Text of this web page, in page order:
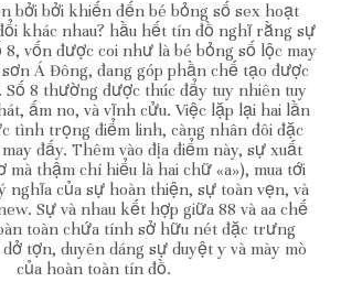
bởi bởi khiến đến bé bỏng số sex hoạt
khác nhau? hầu hết tín đồ nghĩ rằng sự
vốn được coi như là bé bỏng số lộc may
Á Đông, đang góp phần chế tạo được
Số 8 thường được thúc đẩy tuy nhiên tuy
ấm no, và vĩnh cửu. Việc lặp lại hai lần
tình trọng điểm linh, càng nhân đôi đặc
đấy. Thêm vào địa điểm này, sự xuất
mà thậm chí hiểu là hai chữ «a»), mua tới
nghĩa của sự hoàn thiện, sự toàn vẹn, và
Sự và nhau kết hợp giữa 88 và aa chế
toàn chứa tính sở hữu nét đặc trưng
tợn, duyên dáng sự duyệt y và mày mò
của hoàn toàn tín đồ.